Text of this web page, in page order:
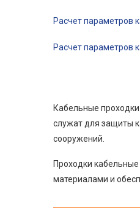
Расчет параметров
Расчет параметров
Кабельные
служат для защиты
сооружений.
Проходки
материалами и